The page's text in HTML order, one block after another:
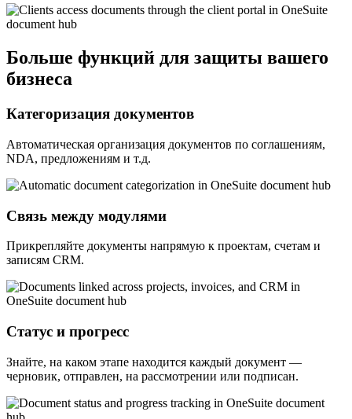
Больше функций для защиты вашего
бизнеса
Категоризация документов
Автоматическая организация документов по соглашениям,
NDA, предложениям и т.д.
Связь между модулями
Прикрепляйте документы напрямую к проектам, счетам и
записям CRM.
Статус и прогресс
Знайте, на каком этапе находится каждый документ —
черновик, отправлен, на рассмотрении или подписан.